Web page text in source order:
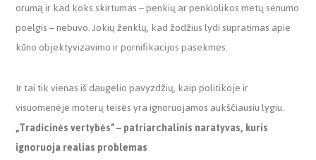
orumą ir kad koks skirtumas–penkių ar penkiolikos metų senumo
poelgis–nebuvo. Jokių ženklų, kad žodžius lydi supratimas apie
kūno objektyvizavimo ir pornifikacijos pasekmes.
Ir tai tik vienas iš daugelio pavyzdžių, kaip politikoje ir
visuomenėje moterų teisės yra ignoruojamos aukščiausiu lygiu.
„Tradicinės vertybės” – patriarchalinis naratyvas, kuris
ignoruoja realias problemas